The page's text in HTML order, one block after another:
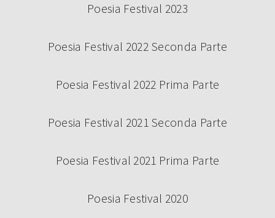
Poesia Festival 2023
Poesia Festival 2022 Seconda Parte
Poesia Festival 2022 Prima Parte
Poesia Festival 2021 Seconda Parte
Poesia Festival 2021 Prima Parte
Poesia Festival 2020